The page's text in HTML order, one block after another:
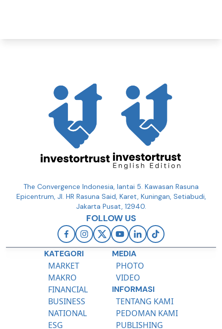
The Convergence Indonesia, lantai 5. Kawasan Rasuna
Epicentrum, Jl. HR Rasuna Said, Karet, Kuningan, Setiabudi,
Jakarta Pusat, 12940.
FOLLOW US
KATEGORI
MARKET
MAKRO
FINANCIAL
BUSINESS
NATIONAL
ESG
MEDIA
PHOTO
VIDEO
INFORMASI
TENTANG KAMI
PEDOMAN KAMI
PUBLISHING